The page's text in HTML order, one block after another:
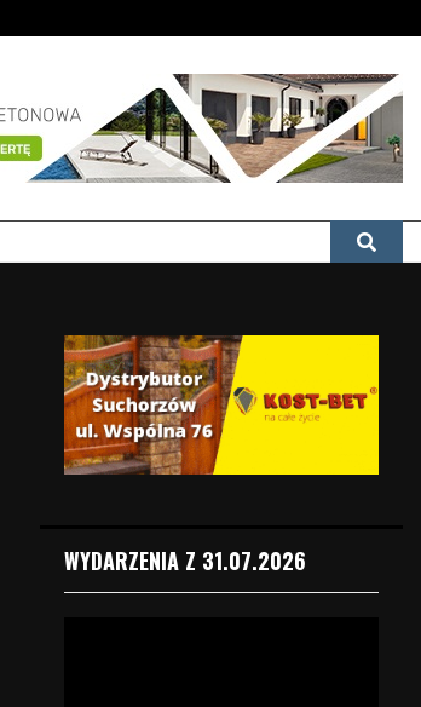
WYDARZENIA Z 31.07.2026